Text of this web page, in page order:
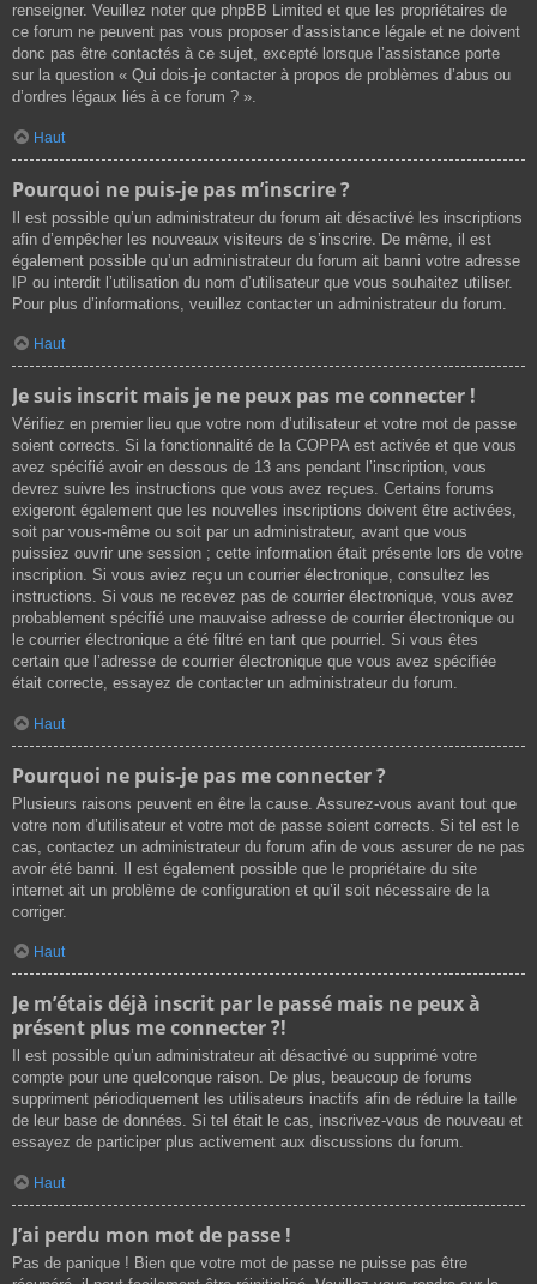
renseigner. Veuillez noter que phpBB Limited et que les propriétaires de
ce forum ne peuvent pas vous proposer d’assistance légale et ne doivent
donc pas être contactés à ce sujet, excepté lorsque l’assistance porte
sur la question « Qui dois-je contacter à propos de problèmes d’abus ou
d’ordres légaux liés à ce forum ? ».
Haut
Pourquoi ne puis-je pas m’inscrire ?
Il est possible qu’un administrateur du forum ait désactivé les inscriptions
afin d’empêcher les nouveaux visiteurs de s’inscrire. De même, il est
également possible qu’un administrateur du forum ait banni votre adresse
IP ou interdit l’utilisation du nom d’utilisateur que vous souhaitez utiliser.
Pour plus d’informations, veuillez contacter un administrateur du forum.
Haut
Je suis inscrit mais je ne peux pas me connecter !
Vérifiez en premier lieu que votre nom d’utilisateur et votre mot de passe
soient corrects. Si la fonctionnalité de la COPPA est activée et que vous
avez spécifié avoir en dessous de 13 ans pendant l’inscription, vous
devrez suivre les instructions que vous avez reçues. Certains forums
exigeront également que les nouvelles inscriptions doivent être activées,
soit par vous-même ou soit par un administrateur, avant que vous
puissiez ouvrir une session ; cette information était présente lors de votre
inscription. Si vous aviez reçu un courrier électronique, consultez les
instructions. Si vous ne recevez pas de courrier électronique, vous avez
probablement spécifié une mauvaise adresse de courrier électronique ou
le courrier électronique a été filtré en tant que pourriel. Si vous êtes
certain que l’adresse de courrier électronique que vous avez spécifiée
était correcte, essayez de contacter un administrateur du forum.
Haut
Pourquoi ne puis-je pas me connecter ?
Plusieurs raisons peuvent en être la cause. Assurez-vous avant tout que
votre nom d’utilisateur et votre mot de passe soient corrects. Si tel est le
cas, contactez un administrateur du forum afin de vous assurer de ne pas
avoir été banni. Il est également possible que le propriétaire du site
internet ait un problème de configuration et qu’il soit nécessaire de la
corriger.
Haut
Je m’étais déjà inscrit par le passé mais ne peux à
présent plus me connecter ?!
Il est possible qu’un administrateur ait désactivé ou supprimé votre
compte pour une quelconque raison. De plus, beaucoup de forums
suppriment périodiquement les utilisateurs inactifs afin de réduire la taille
de leur base de données. Si tel était le cas, inscrivez-vous de nouveau et
essayez de participer plus activement aux discussions du forum.
Haut
J’ai perdu mon mot de passe !
Pas de panique ! Bien que votre mot de passe ne puisse pas être